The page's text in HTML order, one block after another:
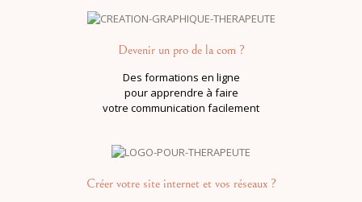
Devenir un pro de la com ?
Des formations en ligne
pour apprendre à faire
votre communication facilement
Créer votre site internet et vos réseaux?